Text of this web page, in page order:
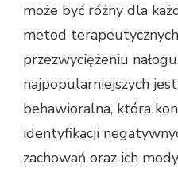
może być różny dla
metod
przezwyciężeniu
najpopularniejszych
behawioralna, która
identyfikacji
zachowań oraz ich